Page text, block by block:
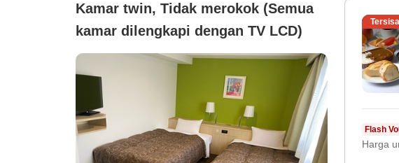
Kamar twin, Tidak merokok (Semua
kamar dilengkapi dengan TV LCD)
Tersisa
Flash
Harga